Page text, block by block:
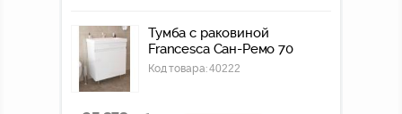
Тумба с раковиной
Francesca Сан-Ремо 70
Код товара:40222